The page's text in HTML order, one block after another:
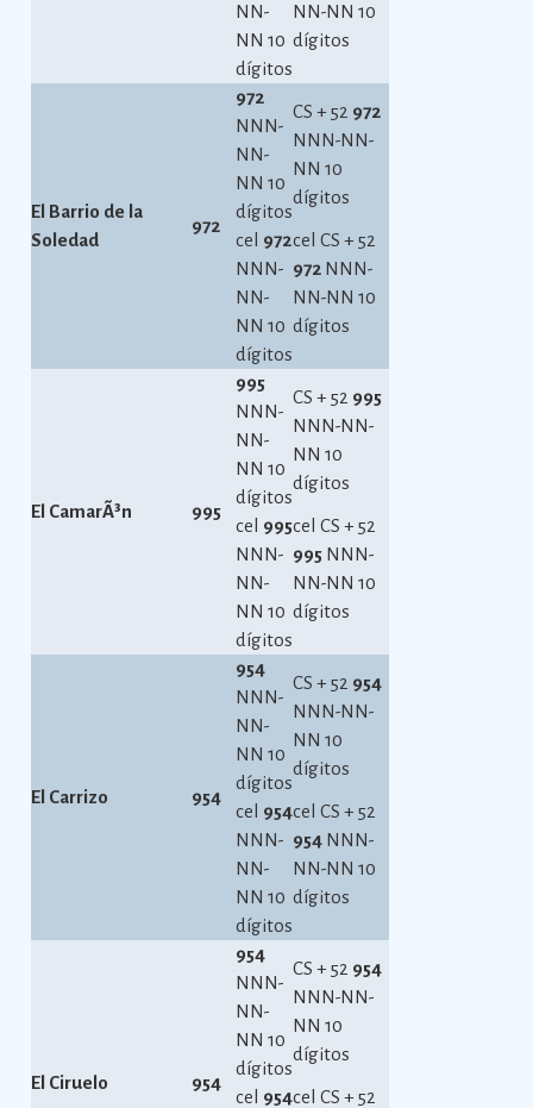
NN-
NN 10
dígitos
NN-NN 10
dígitos
El Barrio de la
Soledad
972
972
NNN-
NN-
NN 10
dígitos
CS + 52 972
NNN-NN-
NN 10
dígitos
cel 972
NNN-
NN-
NN 10
dígitos
cel CS + 52
972 NNN-
NN-NN 10
dígitos
El CamarÃ³n 995
995
NNN-
NN-
NN 10
dígitos
CS + 52 995
NNN-NN-
NN 10
dígitos
cel 995
NNN-
NN-
NN 10
dígitos
cel CS + 52
995 NNN-
NN-NN 10
dígitos
El Carrizo 954
954
NNN-
NN-
NN 10
dígitos
CS + 52 954
NNN-NN-
NN 10
dígitos
cel 954
NNN-
NN-
NN 10
dígitos
cel CS + 52
954 NNN-
NN-NN 10
dígitos
El Ciruelo 954
954
NNN-
NN-
NN 10
dígitos
CS + 52 954
NNN-NN-
NN 10
dígitos
cel 954cel CS + 52